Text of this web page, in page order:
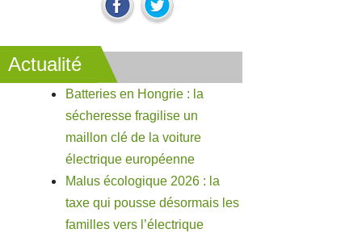
Actualité
Batteries en Hongrie : la
sécheresse fragilise un
maillon clé de la voiture
électrique européenne
Malus écologique 2026 : la
taxe qui pousse désormais les
familles vers l’électrique